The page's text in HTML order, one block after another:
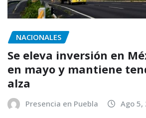
NACIONALES
Se eleva inversión en
en mayo y mantiene
alza
Presencia en Puebla Ago 5,